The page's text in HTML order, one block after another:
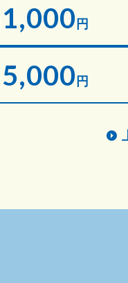
1,000円
5,000円